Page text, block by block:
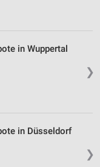
❯
in Wuppertal
❯
in Düsseldorf